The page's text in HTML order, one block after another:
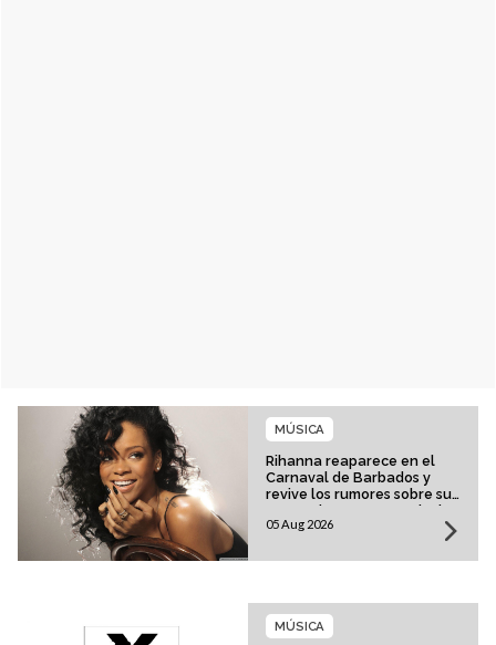
Rihanna reaparece en el
Carnaval de Barbados y
revive los rumores sobre su
esperado regreso musical
MÚSICA
05 Aug 2026
MÚSICA